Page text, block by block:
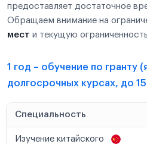
предоставляет достаточное
Обращаем внимание на
мест и текущую
1 год – обучение по гранту
долгосрочных курсах, до
Специальность
Изучение китайского